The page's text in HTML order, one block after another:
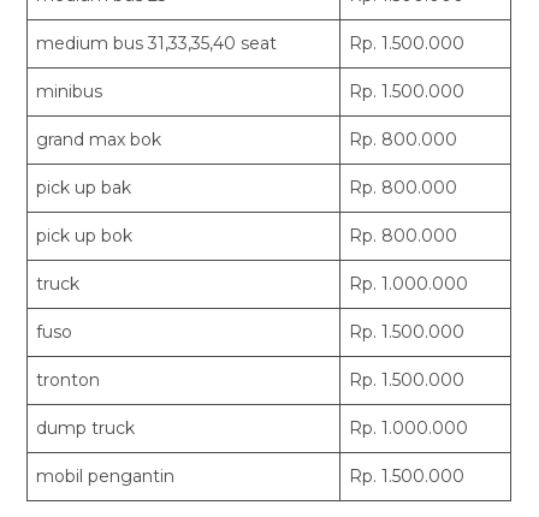
medium bus 31,33,35,40 seat Rp. 1.500.000
minibus Rp. 1.500.000
grand max bok Rp. 800.000
pick up bak Rp. 800.000
pick up bok Rp. 800.000
truck Rp. 1.000.000
fuso Rp. 1.500.000
tronton Rp. 1.500.000
dump truck Rp. 1.000.000
mobil pengantin Rp. 1.500.000